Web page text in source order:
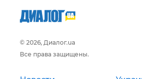
© 2026, Диалог.ua
Все права защищены.